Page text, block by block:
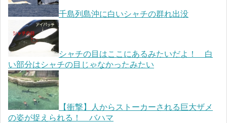
千島列島沖に白いシャチの群れ出没
シャチの目はここにあるみたいだよ！ 白
い部分はシャチの目じゃなかったみたい
【衝撃】人からストーカーされる巨大ザメ
の姿が捉えられる！ バハマ